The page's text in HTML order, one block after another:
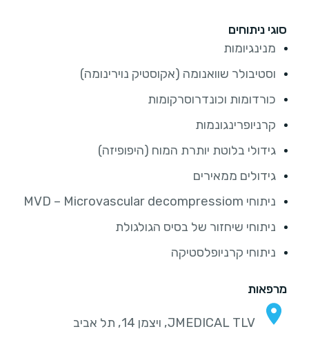
סוגי ניתוחים
מנינגיומות
וסטיבולר שוואנומה (אקוסטיק נוירינומה)
כורדומות וכונדרוסרקומות
קרניופרינגונמות
גידולי בלוטת יותרת המוח (היפופיזה)
גידולים ממאירים
ניתוחי MVD – Microvascular decompressiom
ניתוחי שיחזור של בסיס הגולגולת
ניתוחי קרניופלסטיקה
מרפאות
JMEDICAL TLV, ויצמן 14, תל אביב